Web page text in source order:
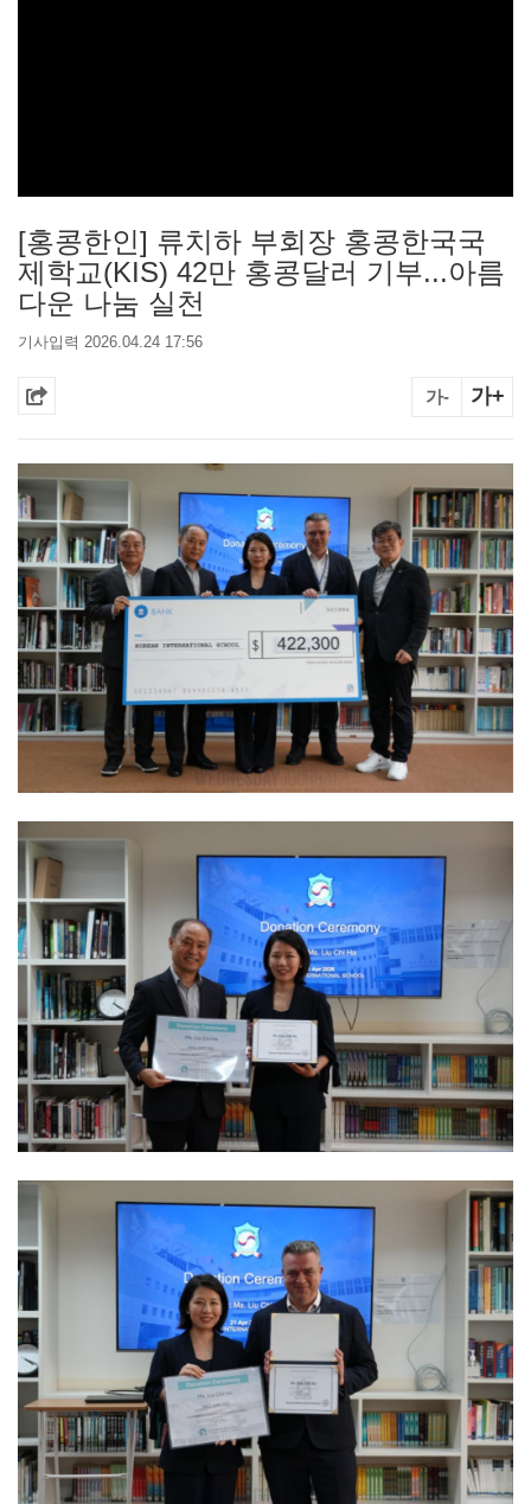
[홍콩한인] 류치하 부회장 홍콩한국국
제학교(KIS) 42만 홍콩달러 기부...아름
다운 나눔 실천
기사입력 2026.04.24 17:56
가- 가+